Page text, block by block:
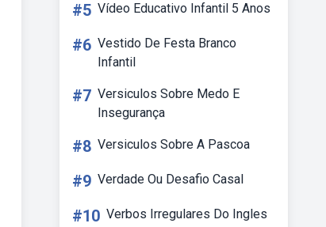
#5 Vídeo Educativo Infantil 5 Anos
#6 Vestido De Festa Branco
Infantil
#7 Versiculos Sobre Medo E
Insegurança
#8 Versiculos Sobre A Pascoa
#9 Verdade Ou Desafio Casal
#10 Verbos Irregulares Do Ingles